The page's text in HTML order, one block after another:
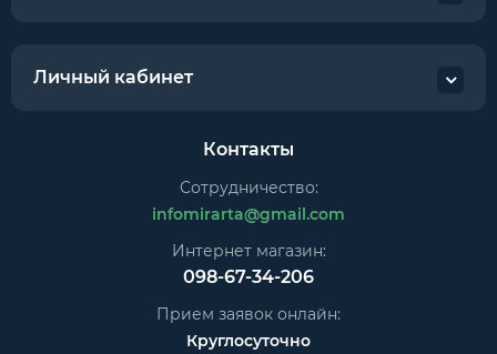
Личный кабинет
Контакты
Сотрудничество:
infomirarta@gmail.com
Интернет магазин:
098-67-34-206
Прием заявок онлайн:
Круглосуточно